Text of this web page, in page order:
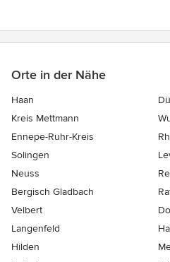
Orte in der Nähe
Haan
Kreis Mettmann
Ennepe-Ruhr-Kreis
Solingen
Neuss
Bergisch Gladbach
Velbert
Langenfeld
Hilden